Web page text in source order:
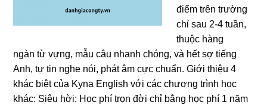
điểm trên trường
chỉ sau 2-4 tuần,
thuộc hàng
ngàn từ vựng, mẫu câu nhanh chóng, và hết sợ tiếng
Anh, tự tin nghe nói, phát âm cực chuẩn. Giới thiệu 4
khác biệt của Kyna English với các chương trình học
khác: Siêu hời: Học phí trọn đời chỉ bằng học phí 1 năm